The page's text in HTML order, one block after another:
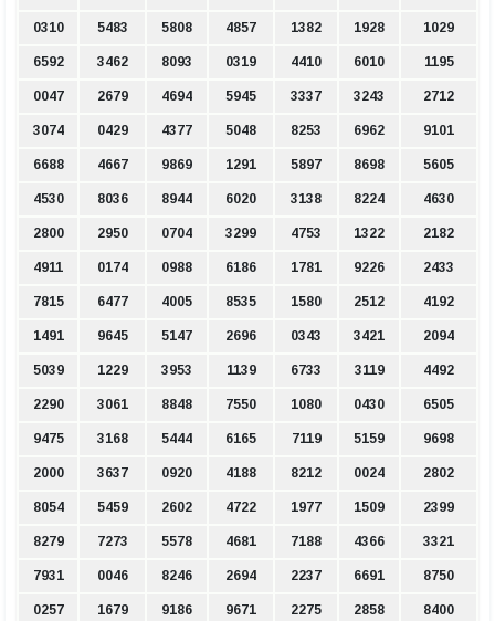
0310 5483 5808 4857 1382 1928 1029
6592 3462 8093 0319 4410 6010 1195
0047 2679 4694 5945 3337 3243 2712
3074 0429 4377 5048 8253 6962 9101
6688 4667 9869 1291 5897 8698 5605
4530 8036 8944 6020 3138 8224 4630
2800 2950 0704 3299 4753 1322 2182
4911 0174 0988 6186 1781 9226 2433
7815 6477 4005 8535 1580 2512 4192
1491 9645 5147 2696 0343 3421 2094
5039 1229 3953 1139 6733 3119 4492
2290 3061 8848 7550 1080 0430 6505
9475 3168 5444 6165 7119 5159 9698
2000 3637 0920 4188 8212 0024 2802
8054 5459 2602 4722 1977 1509 2399
8279 7273 5578 4681 7188 4366 3321
7931 0046 8246 2694 2237 6691 8750
0257 1679 9186 9671 2275 2858 8400